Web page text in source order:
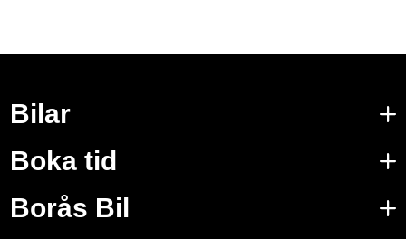
Bilar
Boka tid
Borås Bil